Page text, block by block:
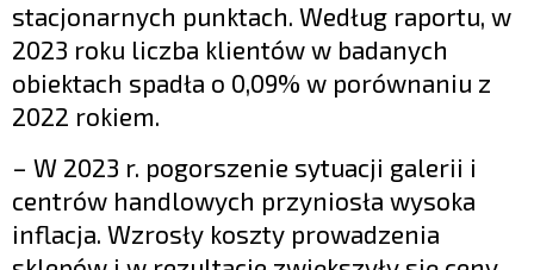
stacjonarnych punktach. Według raportu, w
2023 roku liczba klientów w badanych
obiektach spadła o 0,09% w porównaniu z
2022 rokiem.
– W 2023 r. pogorszenie sytuacji galerii i
centrów handlowych przyniosła wysoka
inflacja. Wzrosły koszty prowadzenia